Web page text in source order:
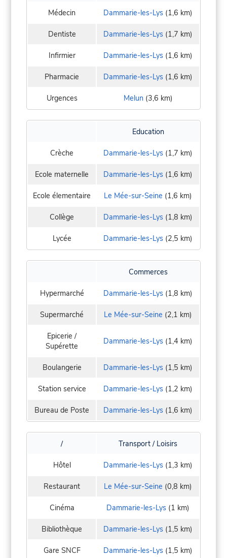
Médecin Dammarie-les-Lys (1,6 km)
Dentiste Dammarie-les-Lys (1,7 km)
Infirmier Dammarie-les-Lys (1,6 km)
Pharmacie Dammarie-les-Lys (1,6 km)
Urgences Melun(3,6 km)
Education
Crèche Dammarie-les-Lys (1,7 km)
Ecole maternelle Dammarie-les-Lys (1,6 km)
Ecole élementaire Le Mée-sur-Seine (1,6 km)
Collège Dammarie-les-Lys (1,8 km)
Lycée Dammarie-les-Lys (2,5 km)
Commerces
Hypermarché Dammarie-les-Lys (1,8 km)
Supermarché Le Mée-sur-Seine (2,1 km)
Epicerie /
Supérette
Dammarie-les-Lys (1,4 km)
Boulangerie Dammarie-les-Lys (1,5 km)
Station service Dammarie-les-Lys (1,2 km)
Bureau de Poste Dammarie-les-Lys (1,6 km)
/ Transport / Loisirs
Hôtel Dammarie-les-Lys (1,3 km)
Restaurant Le Mée-sur-Seine (0,8 km)
Cinéma Dammarie-les-Lys (1 km)
Bibliothèque Dammarie-les-Lys (1,5 km)
Gare SNCF Dammarie-les-Lys (1,5 km)